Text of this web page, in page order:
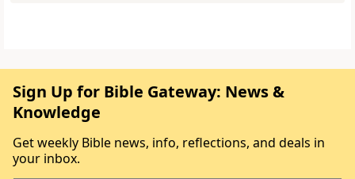
Sign Up for Bible Gateway: News &
Knowledge
Get weekly Bible news, info, reflections, and deals in
your inbox.